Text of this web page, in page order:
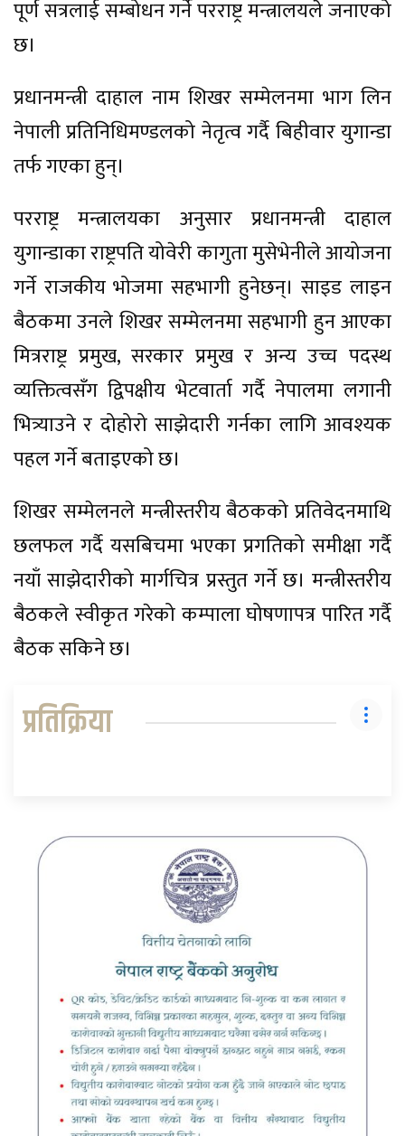
पूर्ण सत्रलाई सम्बोधन गर्ने परराष्ट्र मन्त्रालयले जनाएको
छ।
प्रधानमन्त्री दाहाल नाम शिखर सम्मेलनमा भाग लिन
नेपाली प्रतिनिधिमण्डलको नेतृत्व गर्दै बिहीवार युगान्डा
तर्फ गएका हुन्।
परराष्ट्र मन्त्रालयका अनुसार प्रधानमन्त्री दाहाल
युगान्डाका राष्ट्रपति योवेरी कागुता मुसेभेनीले आयोजना
गर्ने राजकीय भोजमा सहभागी हुनेछन्। साइड लाइन
बैठकमा उनले शिखर सम्मेलनमा सहभागी हुन आएका
मित्रराष्ट्र प्रमुख, सरकार प्रमुख र अन्य उच्च पदस्थ
व्यक्तित्वसँग द्विपक्षीय भेटवार्ता गर्दै नेपालमा लगानी
भित्र्याउने र दोहोरो साझेदारी गर्नका लागि आवश्यक
पहल गर्ने बताइएको छ।
शिखर सम्मेलनले मन्त्रीस्तरीय बैठकको प्रतिवेदनमाथि
छलफल गर्दै यसबिचमा भएका प्रगतिको समीक्षा गर्दै
नयाँ साझेदारीको मार्गचित्र प्रस्तुत गर्ने छ। मन्त्रीस्तरीय
बैठकले स्वीकृत गरेको कम्पाला घोषणापत्र पारित गर्दै
बैठक सकिने छ।
प्रतिक्रिया